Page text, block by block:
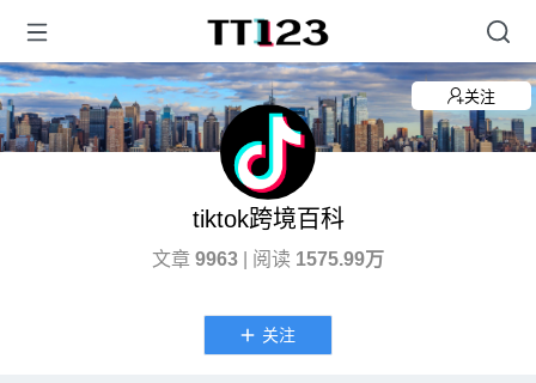
关注
tiktok跨境百科
文章 9963 | 阅读 1575.99万
关注